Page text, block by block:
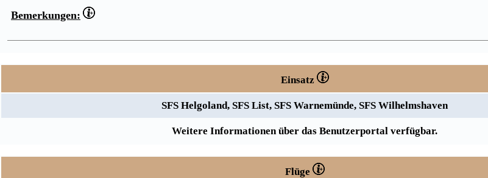
Bemerkungen:
Einsatz
SFS Helgoland, SFS List, SFS Warnemünde, SFS Wilhelmshaven
Weitere Informationen über das Benutzerportal verfügbar.
Flüge